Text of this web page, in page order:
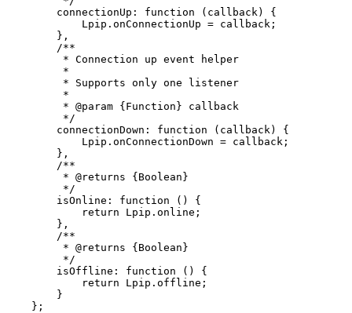
        connectionUp: function (callback) {
            Lpip.onConnectionUp = callback;
        },
        /**
         * Connection up event helper
         *
         * Supports only one listener
         *
         * @param {Function} callback
         */
        connectionDown: function (callback) {
            Lpip.onConnectionDown = callback;
        },
        /**
         * @returns {Boolean}
         */
        isOnline: function () {
            return Lpip.online;
        },
        /**
         * @returns {Boolean}
         */
        isOffline: function () {
            return Lpip.offline;
        }
    };